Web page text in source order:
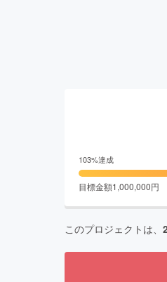
103%達成
目標金額1,000,000円
このプロジェクトは、